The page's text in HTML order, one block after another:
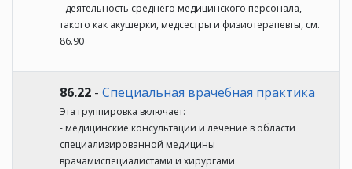
- деятельность среднего медицинского персонала,
такого как акушерки, медсестры и физиотерапевты, см.
86.90
86.22 - Специальная врачебная практика
Эта группировка включает:
- медицинские консультации и лечение в области
специализированной медицины
врачамиспециалистами и хирургами